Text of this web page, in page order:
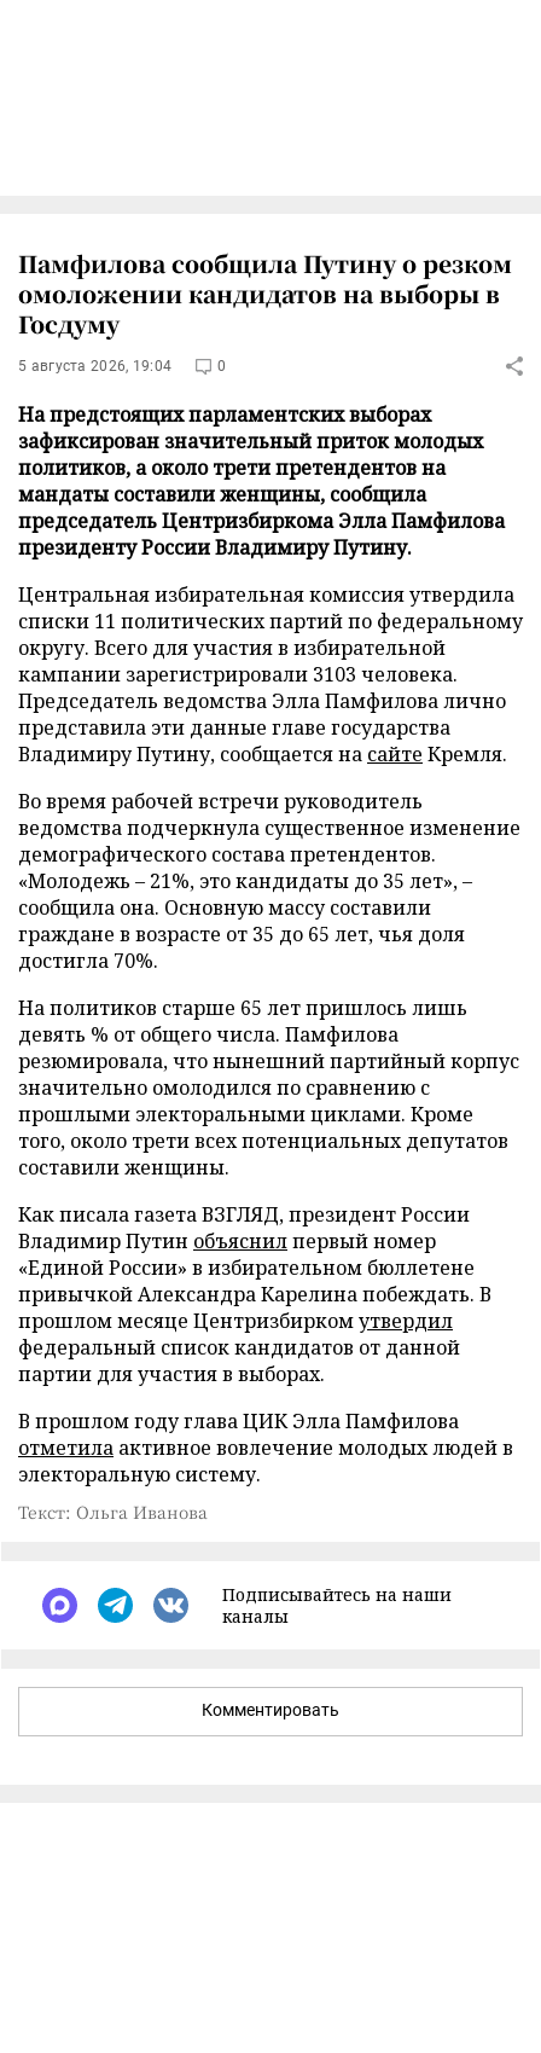
Памфилова сообщила Путину о резком
омоложении кандидатов на выборы в
Госдуму
5 августа 2026, 19:04 0
На предстоящих парламентских выборах
зафиксирован значительный приток молодых
политиков, а около трети претендентов на
мандаты составили женщины, сообщила
председатель Центризбиркома Элла Памфилова
президенту России Владимиру Путину.
Центральная избирательная комиссия утвердила
списки 11 политических партий по федеральному
округу. Всего для участия в избирательной
кампании зарегистрировали 3103 человека.
Председатель ведомства Элла Памфилова лично
представила эти данные главе государства
Владимиру Путину, сообщается на сайте Кремля.
Во время рабочей встречи руководитель
ведомства подчеркнула существенное изменение
демографического состава претендентов.
«Молодежь – 21%, это кандидаты до 35 лет», –
сообщила она. Основную массу составили
граждане в возрасте от 35 до 65 лет, чья доля
достигла 70%.
На политиков старше 65 лет пришлось лишь
девять % от общего числа. Памфилова
резюмировала, что нынешний партийный корпус
значительно омолодился по сравнению с
прошлыми электоральными циклами. Кроме
того, около трети всех потенциальных депутатов
составили женщины.
Как писала газета ВЗГЛЯД, президент России
Владимир Путин объяснилпервый номер
«Единой России» в избирательном бюллетене
привычкой Александра Карелина побеждать. В
прошлом месяце Центризбиркомутвердил
федеральный список кандидатов от данной
партии для участия в выборах.
В прошлом году глава ЦИК Элла Памфилова
отметила активное вовлечение молодых людей в
электоральную систему.
Текст: Ольга Иванова
Подписывайтесь на наши
каналы
Комментировать